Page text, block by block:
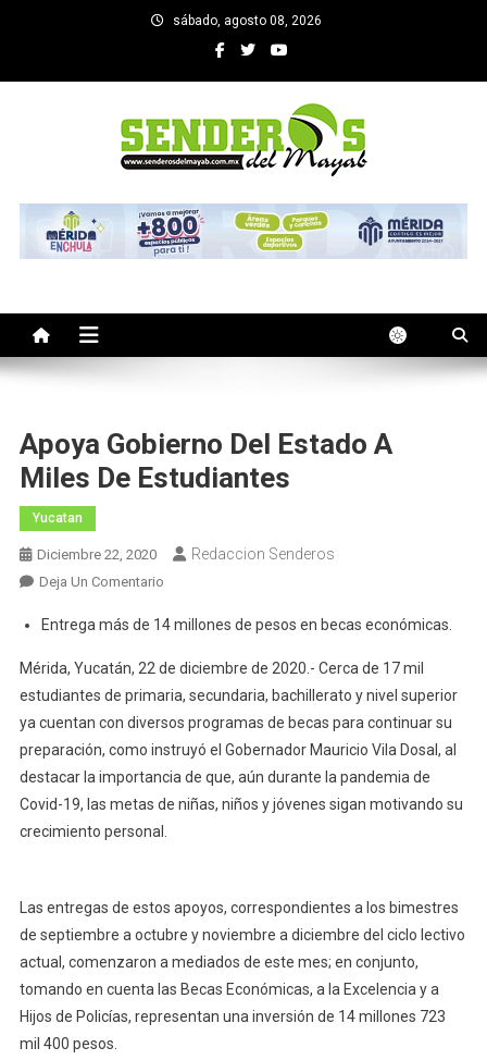
sábado, agosto 08, 2026
SENDEROS DEL MAYAB
Apoya Gobierno Del Estado A
Miles De Estudiantes
Yucatan
Diciembre 22, 2020 Redaccion Senderos
Deja Un ComentarioEn
Gobierno
A
Miles
De
Estudiantes
Entrega más de 14 millones de pesos en becas económicas.
Mérida, Yucatán, 22 de diciembre de 2020.- Cerca de 17 mil
estudiantes de primaria, secundaria, bachillerato y nivel superior
ya cuentan con diversos programas de becas para continuar su
preparación, como instruyó el Gobernador Mauricio Vila Dosal, al
destacar la importancia de que, aún durante la pandemia de
Covid-19, las metas de niñas, niños y jóvenes sigan motivando su
crecimiento personal.
Las entregas de estos apoyos, correspondientes a los bimestres
de septiembre a octubre y noviembre a diciembre del ciclo lectivo
actual, comenzaron a mediados de este mes; en conjunto,
tomando en cuenta las Becas Económicas, a la Excelencia y a
Hijos de Policías, representan una inversión de 14 millones 723
mil 400 pesos.